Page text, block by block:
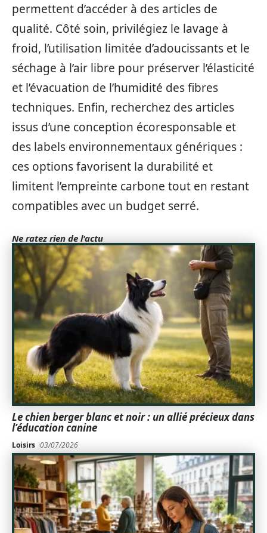
permettent d’accéder à des articles de
qualité. Côté soin, privilégiez le lavage à
froid, l’utilisation limitée d’adoucissants et le
séchage à l’air libre pour préserver l’élasticité
et l’évacuation de l’humidité des fibres
techniques. Enfin, recherchez des articles
issus d’une conception écoresponsable et
des labels environnementaux génériques :
ces options favorisent la durabilité et
limitent l’empreinte carbone tout en restant
compatibles avec un budget serré.
Ne ratez rien de l'actu
Le chien berger blanc et noir : un allié précieux dans
l’éducation canine
Loisirs 03/07/2026